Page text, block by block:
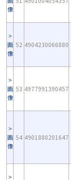
像
画
像
52 4904230066880
画
像
53 4977991390457
画
像
54 4901880201647